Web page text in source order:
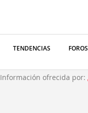
TENDENCIAS FOROS
Información ofrecida por: